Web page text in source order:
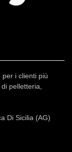
i clienti più
pelletteria,
Di Sicilia (AG)